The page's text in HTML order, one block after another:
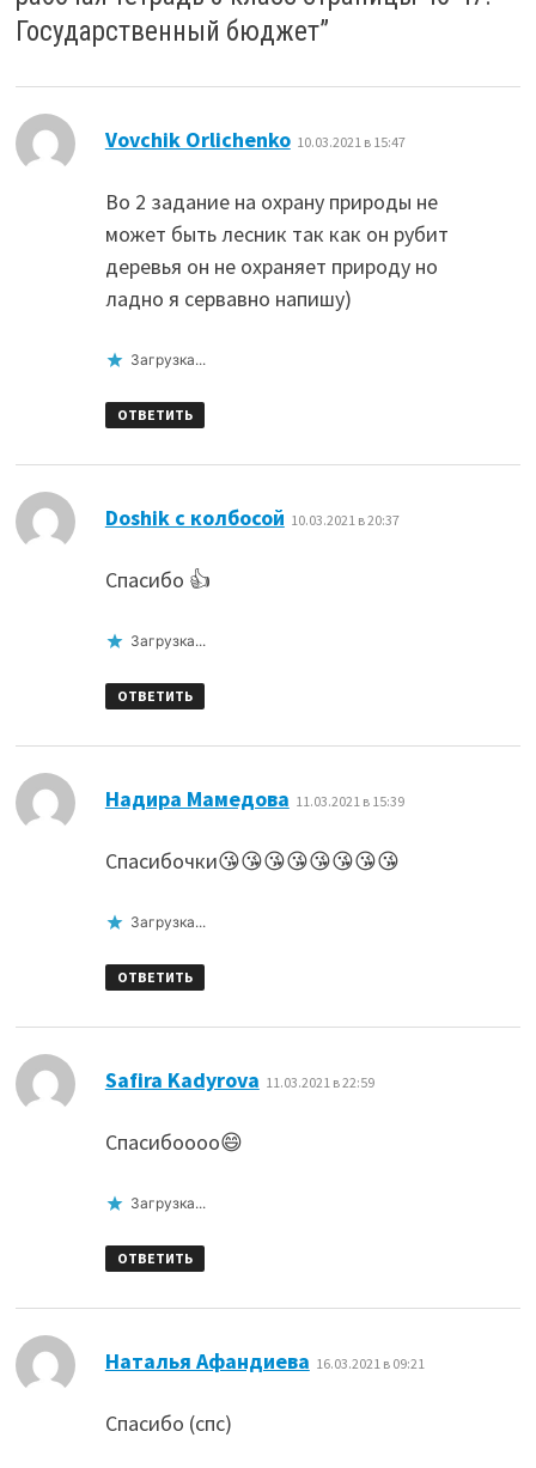
Государственный бюджет”
Vovchik Orlichenko: 10.03.2021 в 15:47
Во 2 задание на охрану природы не
может быть лесник так как он рубит
деревья он не охраняет природу но
ладно я сервавно напишу)
Загрузка...
ОТВЕТИТЬ
Doshik с колбосой 10.03.2021 в 20:37
Спасибо 👍
Загрузка...
ОТВЕТИТЬ
Надира Мамедова 11.03.2021 в 15:39
Спасибочки😘😘😘😘😘😘😘😘
Загрузка...
ОТВЕТИТЬ
Safira Kadyrova 11.03.2021 в 22:59
Спасибоооо😄
Загрузка...
ОТВЕТИТЬ
Наталья Афандиева 16.03.2021 в 09:21
Спасибо (спс)